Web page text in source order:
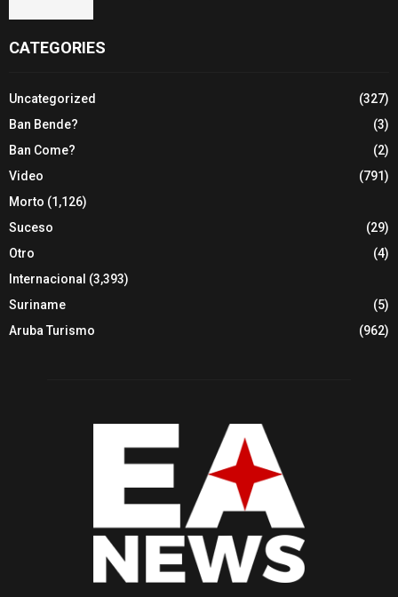
CATEGORIES
Uncategorized
(327)
Ban Bende?
(3)
Ban Come?
(2)
Video
(791)
Morto (1,126)
Suceso
(29)
Otro
(4)
Internacional (3,393)
Suriname
(5)
Aruba Turismo
(962)